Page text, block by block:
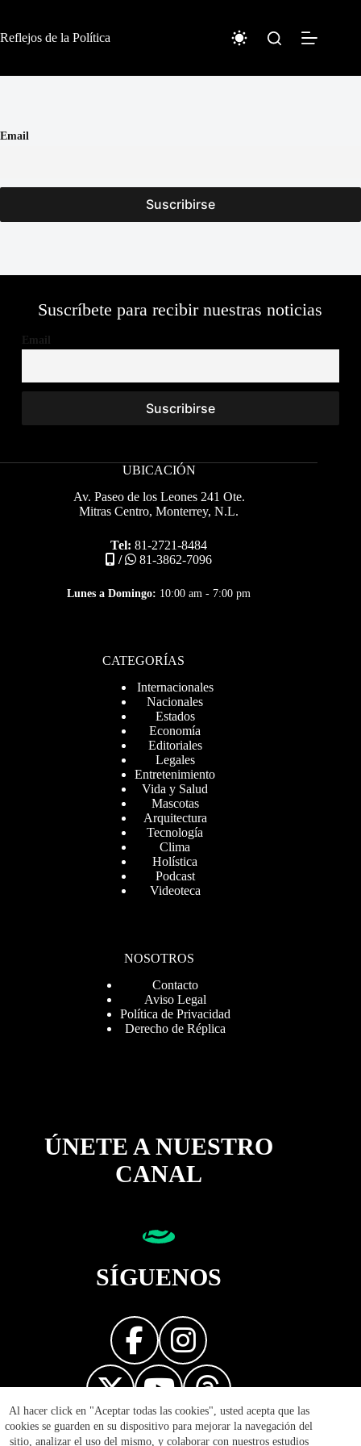
content
Al hacer click en "Aceptar todas las cookies", usted acepta que las
cookies se guarden en su dispositivo para mejorar la navegación del
sitio, analizar el uso del mismo, y colaborar con nuestros estudios
Reflejos de la Política
Email
Suscríbete para recibir nuestras noticias
Email
UBICACIÓN
Av. Paseo de los Leones 241 Ote.
Mitras Centro, Monterrey, N.L.
Tel: 81-2721-8484
/
81-3862-7096
Lunes a Domingo: 10:00 am - 7:00 pm
CATEGORÍAS
Internacionales
Nacionales
Estados
Economía
Editoriales
Legales
Entretenimiento
Vida y Salud
Mascotas
Arquitectura
Tecnología
Clima
Holística
Podcast
Videoteca
NOSOTROS
Contacto
Aviso Legal
Política de Privacidad
Derecho de Réplica
ÚNETE A NUESTRO
CANAL
SÍGUENOS
Diseñador web